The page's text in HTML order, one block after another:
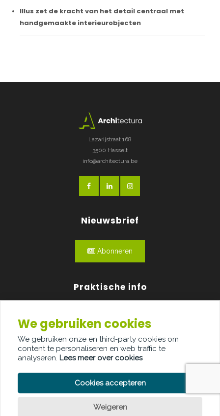
Illus zet de kracht van het detail centraal met
handgemaakte interieurobjecten
Lazarijstraat 168
3500 Hasselt
info@architectura.be
Nieuwsbrief
Abonneren
Praktische info
Over ons
Adverteren
Contact
We gebruiken cookies
We gebruiken onze en third-party cookies om
content te personaliseren en web traffic te
analyseren. Lees meer over cookies
Cookies accepteren
Weigeren